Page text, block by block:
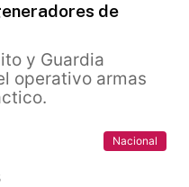
de
y Guardia
operativo armas
Nacional